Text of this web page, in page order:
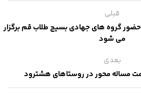
قبلی
گروه های جهادی بسیج طلاب قم برگزار
می شود
بعدی
مساله محور در روستاهای هشترود